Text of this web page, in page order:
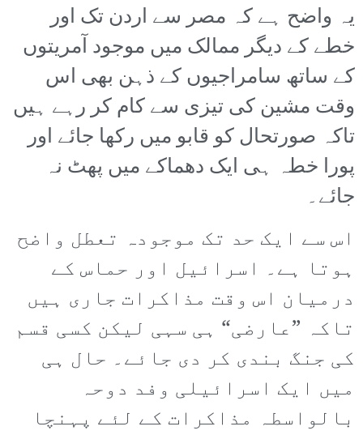
یہ واضح ہے کہ مصر سے اردن تک اور
خطے کے دیگر ممالک میں موجود آمریتوں
کے ساتھ سامراجیوں کے ذہن بھی اس
وقت مشین کی تیزی سے کام کر رہے ہیں
تاکہ صورتحال کو قابو میں رکھا جائے اور
پورا خطہ ہی ایک دھماکے میں پھٹ نہ
جائے۔
اس سے ایک حد تک موجودہ تعطل واضح
ہوتا ہے۔ اسرائیل اور حماس کے
درمیان اس وقت مذاکرات جاری ہیں
تاکہ ”عارضی“ ہی سہی لیکن کسی قسم
کی جنگ بندی کر دی جائے۔ حال ہی
میں ایک اسرائیلی وفد دوحہ
بالواسطہ مذاکرات کے لئے پہنچا